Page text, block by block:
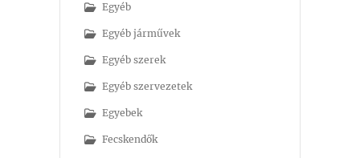
Egyéb
Egyéb járművek
Egyéb szerek
Egyéb szervezetek
Egyebek
Fecskendők